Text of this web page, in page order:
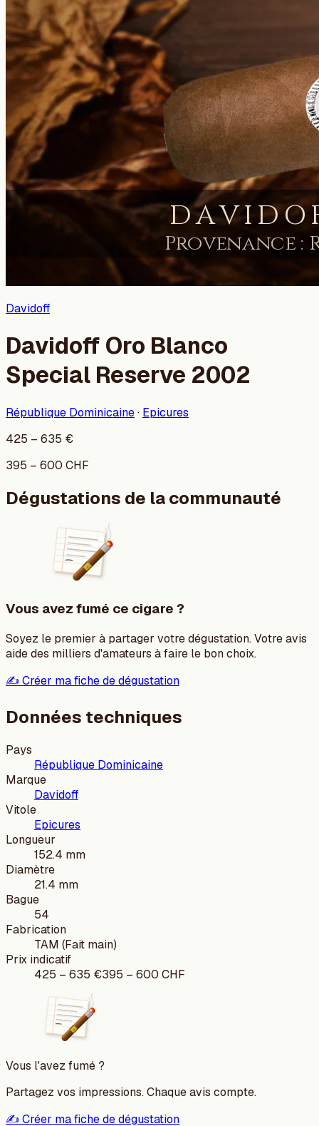
Davidoff
Davidoff Oro Blanco
Special Reserve 2002
République Dominicaine· Epicures
425 – 635 €
395 – 600 CHF
Dégustations de la communauté
Vous avez fumé ce cigare ?
Soyez le premier à partager votre dégustation. Votre avis
aide des milliers d'amateurs à faire le bon choix.
✍️ Créer ma fiche de dégustation
Données techniques
Pays
République Dominicaine
Marque
Davidoff
Vitole
Epicures
Longueur
152.4 mm
Diamètre
21.4 mm
Bague
54
Fabrication
TAM (Fait main)
Prix indicatif
425 – 635 €395 – 600 CHF
Vous l'avez fumé ?
Partagez vos impressions. Chaque avis compte.
✍️ Créer ma fiche de dégustation